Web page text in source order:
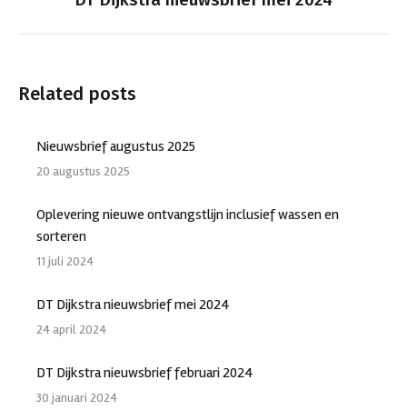
Related posts
Nieuwsbrief augustus 2025
20 augustus 2025
Oplevering nieuwe ontvangstlijn inclusief wassen en
sorteren
11 juli 2024
DT Dijkstra nieuwsbrief mei 2024
24 april 2024
DT Dijkstra nieuwsbrief februari 2024
30 januari 2024